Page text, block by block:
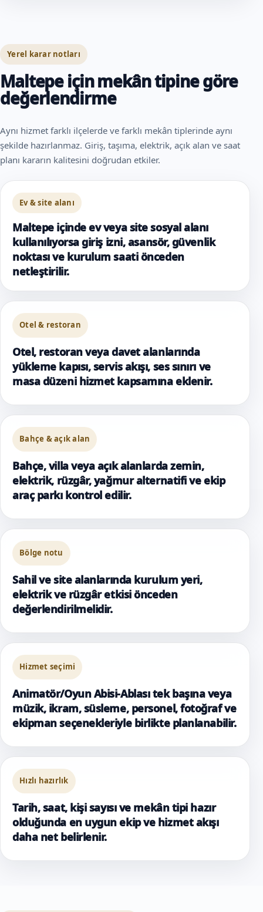
Yerel karar notları
Maltepe için mekân tipine göre
değerlendirme
Aynı hizmet farklı ilçelerde ve farklı mekân tiplerinde aynı
şekilde hazırlanmaz. Giriş, taşıma, elektrik, açık alan ve saat
planı kararın kalitesini doğrudan etkiler.
Ev & site alanı
Maltepe içinde ev veya site sosyal alanı
kullanılıyorsa giriş izni, asansör, güvenlik
noktası ve kurulum saati önceden
netleştirilir.
Otel & restoran
Otel, restoran veya davet alanlarında
yükleme kapısı, servis akışı, ses sınırı ve
masa düzeni hizmet kapsamına eklenir.
Bahçe & açık alan
Bahçe, villa veya açık alanlarda zemin,
elektrik, rüzgâr, yağmur alternatifi ve ekip
araç parkı kontrol edilir.
Bölge notu
Sahil ve site alanlarında kurulum yeri,
elektrik ve rüzgâr etkisi önceden
değerlendirilmelidir.
Hizmet seçimi
Animatör/Oyun Abisi-Ablası tek başına veya
müzik, ikram, süsleme, personel, fotoğraf ve
ekipman seçenekleriyle birlikte planlanabilir.
Hızlı hazırlık
Tarih, saat, kişi sayısı ve mekân tipi hazır
olduğunda en uygun ekip ve hizmet akışı
daha net belirlenir.